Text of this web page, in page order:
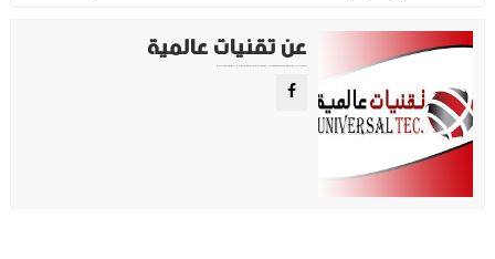
عن تقنيات عالمية